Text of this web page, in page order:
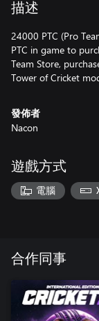
描述
24000 PTC (Pro
PTC in game to
Team Store,
發佈者
Nacon
遊戲方式
電腦
合作同事